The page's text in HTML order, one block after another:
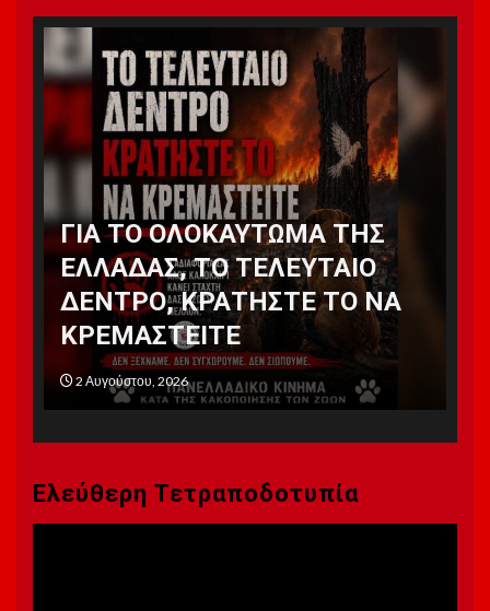
ΓΙΑ ΤΟ ΟΛΟΚΑΥΤΩΜΑ ΤΗΣ
ΕΛΛΑΔΑΣ, ΤΟ ΤΕΛΕΥΤΑΙΟ
ΔΕΝΤΡΟ, ΚΡΑΤΗΣΤΕ ΤΟ ΝΑ
ΚΡΕΜΑΣΤΕΙΤΕ
2 Αυγούστου, 2026
Ελεύθερη Τετραποδοτυπία